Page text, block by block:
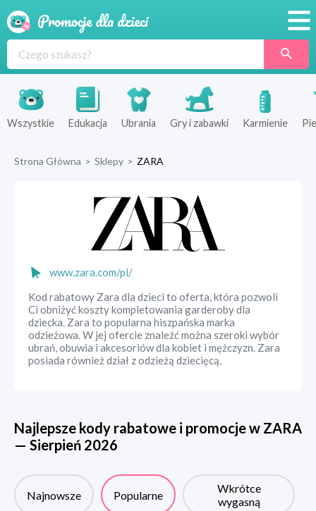
Produkty
Sklepy
Wszystkie Edukacja Ubrania Gry i zabawki Karmienie
Strona Główna > Sklepy > ZARA
www.zara.com/pl/
Kod rabatowy Zara dla dzieci to oferta, która pozwoli
Ci obniżyć koszty kompletowania garderoby dla
dziecka. Zara to popularna hiszpańska marka
odzieżowa. W jej ofercie znaleźć można szeroki wybór
ubrań, obuwia i akcesoriów dla kobiet i mężczyzn. Zara
posiada również dział z odzieżą dziecięcą.
Najlepsze kody rabatowe i promocje w ZARA
— Sierpień 2026
Najnowsze Popularne
Wkrótce
wygasną